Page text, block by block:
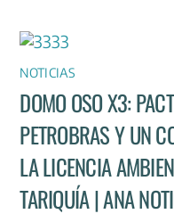
NOTICIAS
DOMO OSO X3:
PETROBRAS Y UN
LA LICENCIA
TARIQUÍA | ANA